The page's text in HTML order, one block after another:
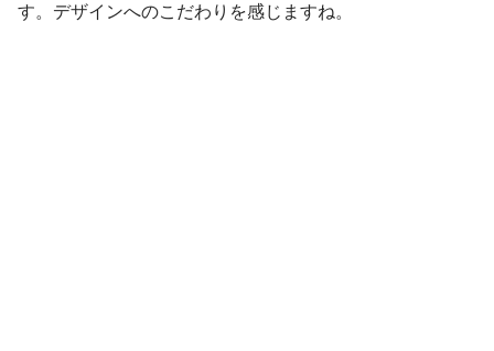
す。デザインへのこだわりを感じますね。